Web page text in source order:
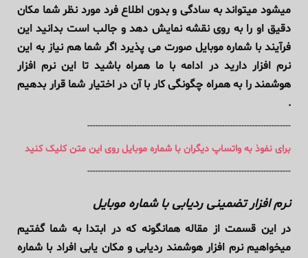
میشود میتواند به سادگی و بدون اطلاع فرد مورد نظر شما مکان
دقیق او را به روی نقشه نمایش دهد و جالب است بدانید این
فرآیند با شماره موبایل صورت می پذیرد اگر شما هم نیاز به این
نرم افزار دارید در ادامه با ما همراه باشید تا این نرم افزار
هوشمند را به همراه چگونگی کار با آن در اختیار شما قرار بدهیم
.
--------------------------------------------------------------------------
برای نفوذ به واتساپ دیگران با شماره موبایل روی این متن کلیک کنید
--------------------------------------------------------------------------
نرم افزار تضمینی ردیابی با شماره موبایل
در این قسمت از مقاله همانگونه که در ابتدا به شما گفتیم
میخواهیم نرم افزار هوشمند ردیابی و مکان یابی افراد با شماره